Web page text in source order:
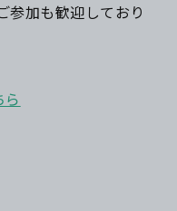
参加も歓迎しており